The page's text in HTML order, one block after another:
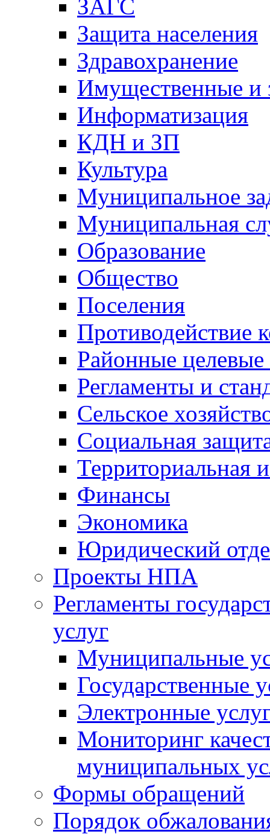
ЗАГС
Защита населения
Здравохранение
Имущественные и
Информатизация
КДН и ЗП
Культура
Муниципальное
Муниципальная
Образование
Общество
Поселения
Противодействие
Районные
Регламенты и
Сельское
Социальная
Территориальная
Финансы
Экономика
Юридический
Проекты НПА
Регламенты
услуг
Муниципальные
Государственные
Электронные
Мониторинг
муниципальных
Формы обращений
Порядок